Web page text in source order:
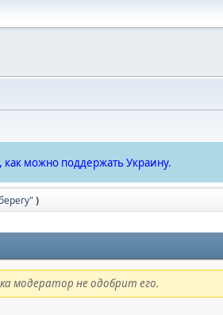
как можно поддержать Украину.
)
модератор не одобрит его.